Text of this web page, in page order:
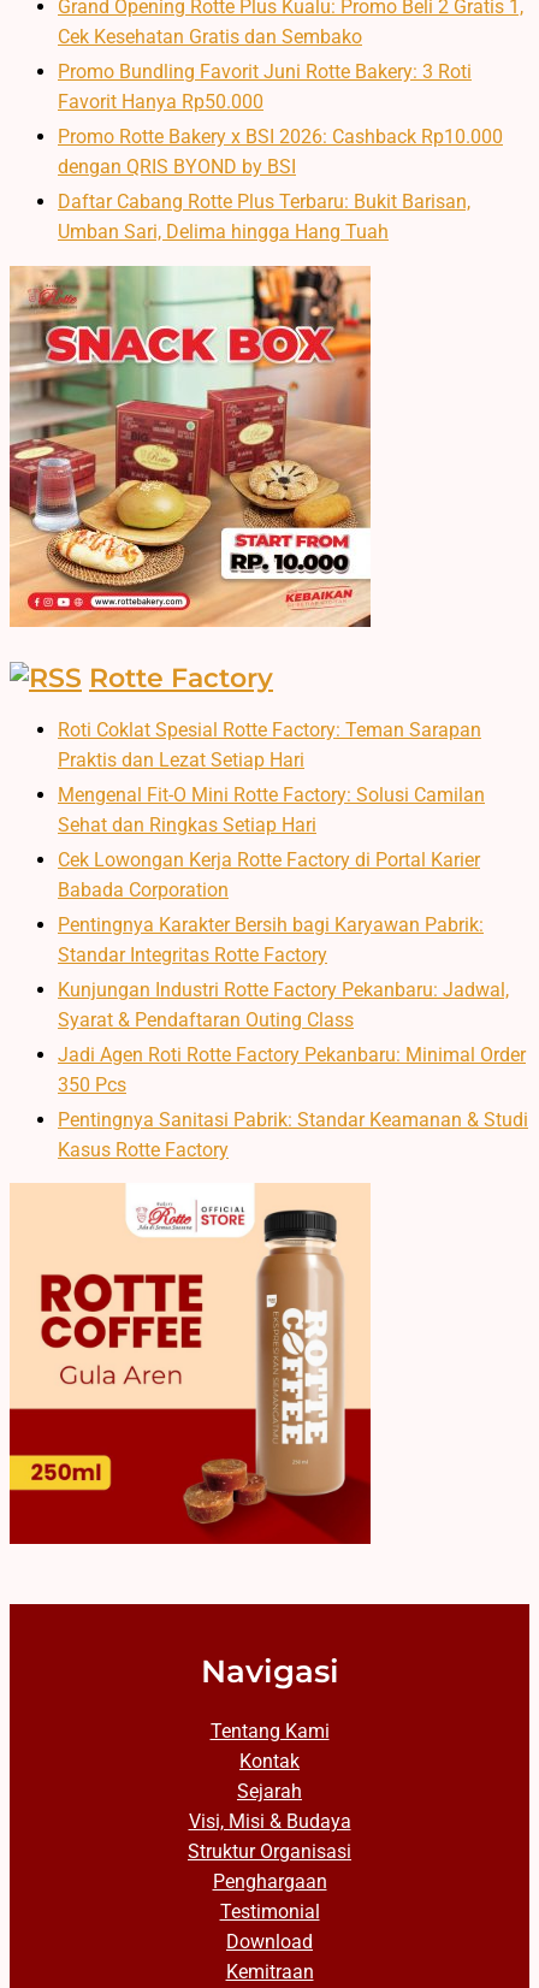
Grand Opening Rotte Plus Kualu: Promo Beli 2 Gratis 1,
Cek Kesehatan Gratis dan Sembako
Promo Bundling Favorit Juni Rotte Bakery: 3 Roti
Favorit Hanya Rp50.000
Promo Rotte Bakery x BSI 2026: Cashback Rp10.000
dengan QRIS BYOND by BSI
Daftar Cabang Rotte Plus Terbaru: Bukit Barisan,
Umban Sari, Delima hingga Hang Tuah
Rotte Factory
Roti Coklat Spesial Rotte Factory: Teman Sarapan
Praktis dan Lezat Setiap Hari
Mengenal Fit-O Mini Rotte Factory: Solusi Camilan
Sehat dan Ringkas Setiap Hari
Cek Lowongan Kerja Rotte Factory di Portal Karier
Babada Corporation
Pentingnya Karakter Bersih bagi Karyawan Pabrik:
Standar Integritas Rotte Factory
Kunjungan Industri Rotte Factory Pekanbaru: Jadwal,
Syarat & Pendaftaran Outing Class
Jadi Agen Roti Rotte Factory Pekanbaru: Minimal Order
350 Pcs
Pentingnya Sanitasi Pabrik: Standar Keamanan & Studi
Kasus Rotte Factory
Navigasi
Tentang Kami
Kontak
Sejarah
Visi, Misi & Budaya
Struktur Organisasi
Penghargaan
Testimonial
Download
Kemitraan